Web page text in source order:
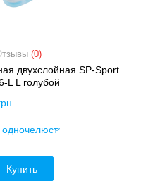
(0)
двухслойная SP-Sport
L L голубой
Купить